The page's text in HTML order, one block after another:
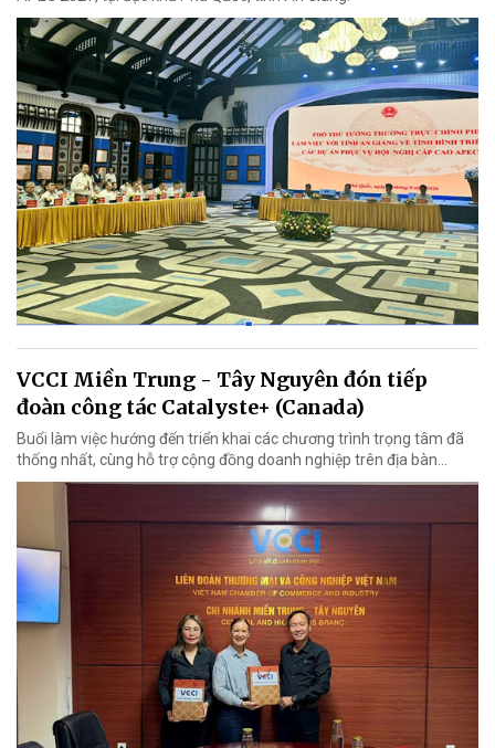
VCCI Miền Trung - Tây Nguyên đón tiếp
đoàn công tác Catalyste+ (Canada)
Buổi làm việc hướng đến triển khai các chương trình trọng tâm đã
thống nhất, cùng hỗ trợ cộng đồng doanh nghiệp trên địa bàn...